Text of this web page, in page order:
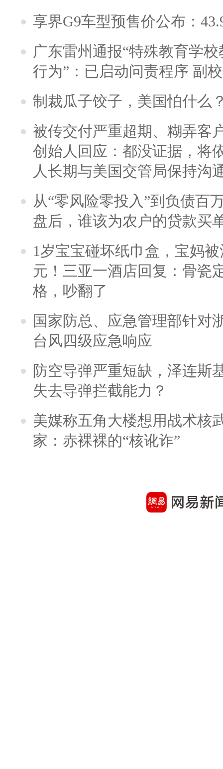
享界G9车型预售价公布：
广东雷州通报“特殊教育学
行为”：已启动问责程序 副
制裁瓜子饺子，美国怕什么
被传交付严重超期、糊弄客
创始人回应：都没证据，将
人长期与美国交管局保持沟
从“零风险零投入”到负债百
盘后，谁该为农户的贷款买
1岁宝宝碰坏纸巾盒，宝妈
元！三亚一酒店回复：骨瓷
格，吵翻了
国家防总、应急管理部针对
台风四级应急响应
防空导弹严重短缺，泽连斯
失去导弹拦截能力？
美媒称五角大楼想用战术核
家：赤裸裸的“核讹诈”